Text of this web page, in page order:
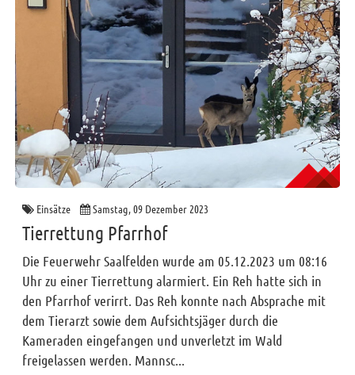
Einsätze Samstag, 09 Dezember 2023
Tierrettung Pfarrhof
Die Feuerwehr Saalfelden wurde am 05.12.2023 um 08:16
Uhr zu einer Tierrettung alarmiert. Ein Reh hatte sich in
den Pfarrhof verirrt. Das Reh konnte nach Absprache mit
dem Tierarzt sowie dem Aufsichtsjäger durch die
Kameraden eingefangen und unverletzt im Wald
freigelassen werden. Mannsc...